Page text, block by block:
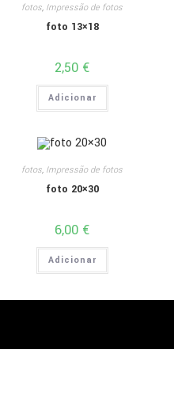
fotos, Impressão de fotos
foto 13×18
2,50 €
Adicionar
fotos, Impressão de fotos
foto 20×30
6,00 €
Adicionar